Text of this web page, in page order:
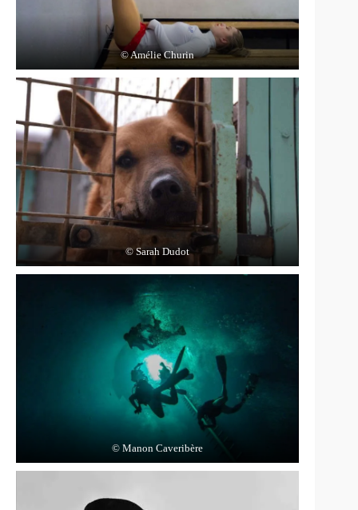
© Amélie Churin
© Sarah Dudot
© Manon Caveribère